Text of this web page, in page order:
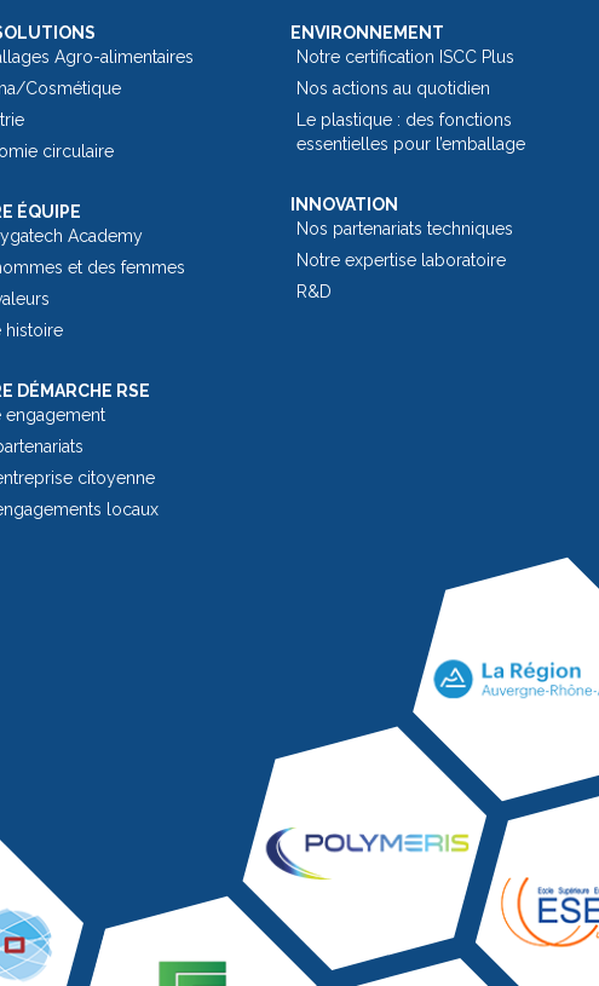
Agro-alimentaires
Cosmétique
circulaire
ÉQUIPE
Academy
et des femmes
histoire
DÉMARCHE RSE
engagement
citoyenne
locaux
ENVIRONNEMENT
Notre certification ISCC Plus
Nos actions au quotidien
Le plastique : des fonctions
essentielles pour l’emballage​
INNOVATION
Nos partenariats techniques
Notre expertise laboratoire
R&D